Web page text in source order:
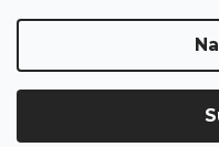
Upozornenie: Z dôvoduShoptet